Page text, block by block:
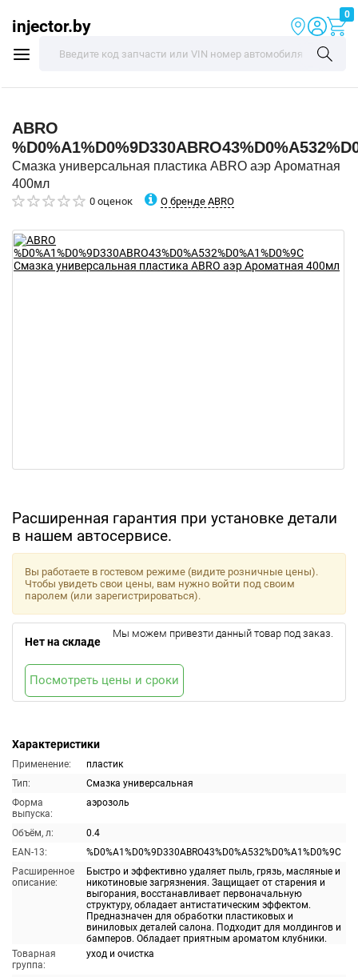
injector.by
0
ABRO
Смазка универсальная пластика ABRO аэр Ароматная
400мл
0 оценок О бренде ABRO
Расширенная гарантия при установке детали
в нашем автосервисе.
Характеристики
Применение:
пластик
Тип:
Смазка универсальная
Форма
выпуска:
аэрозоль
Объём, л:
0.4
EAN-13:
%D0%A1%D0%9D330ABRO43%D0%A532%D0%A1%D0%9C
Расширенное
описание:
Быстро и эффективно удаляет пыль, грязь, масляные и
никотиновые загрязнения. Защищает от старения и
выгорания, восстанавливает первоначальную
структуру, обладает антистатическим эффектом.
Предназначен для обработки пластиковых и
виниловых деталей салона. Подходит для молдингов и
бамперов. Обладает приятным ароматом клубники.
Товарная
группа:
уход и очистка
Вы работаете в гостевом режиме (видите розничные цены).
Чтобы увидеть свои цены, вам нужно войти под своим
паролем (или зарегистрироваться).
Нет на складе
Мы можем привезти данный товар под заказ.
Посмотреть цены и сроки